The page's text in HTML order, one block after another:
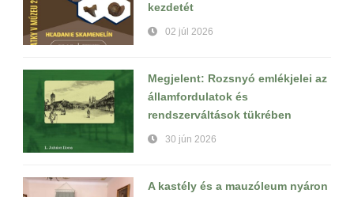
kezdetét
02 júl 2026
Megjelent: Rozsnyó emlékjelei az
államfordulatok és
rendszerváltások tükrében
30 jún 2026
A kastély és a mauzóleum nyáron